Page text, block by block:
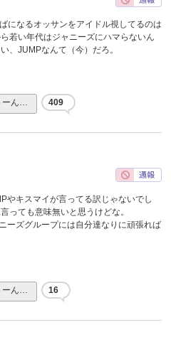
になるオッサンをアイドル視してるのは
若い年代はジャニーズにハマらないん
、JUMPなんて（今）だろ。
ーん… 409
やキスマイが言ってる訳じゃないでし
っても意味無いと思うけどな。
ーズグループには自分達なりに頑張れば
ーん… 16